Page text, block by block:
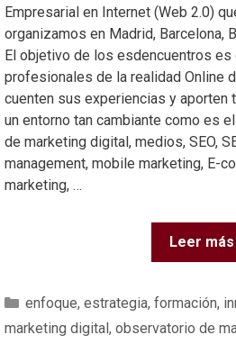
Empresarial en Internet (Web 2.0)
organizamos en Madrid, Barcelona,
El objetivo de los esdencuentros
profesionales de la realidad Online
cuenten sus experiencias y aporten
un entorno tan cambiante como es
de marketing digital, medios, SEO,
management, mobile marketing, E-
marketing, …
Leer más
enfoque, estrategia, formación,
marketing digital, observatorio de